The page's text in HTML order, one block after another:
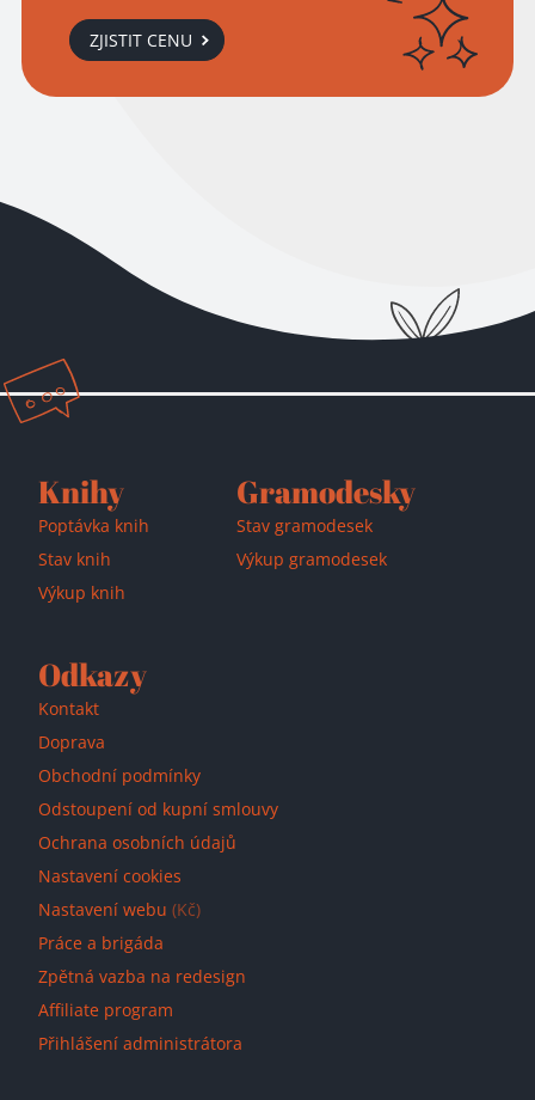
ZJISTIT CENU
Knihy
Poptávka knih
Stav knih
Výkup knih
Gramodesky
Stav gramodesek
Výkup gramodesek
Odkazy
Kontakt
Doprava
Obchodní podmínky
Odstoupení od kupní smlouvy
Ochrana osobních údajů
Nastavení cookies
Nastavení webu (Kč)
Práce a brigáda
Zpětná vazba na redesign
Affiliate program
Přihlášení administrátora